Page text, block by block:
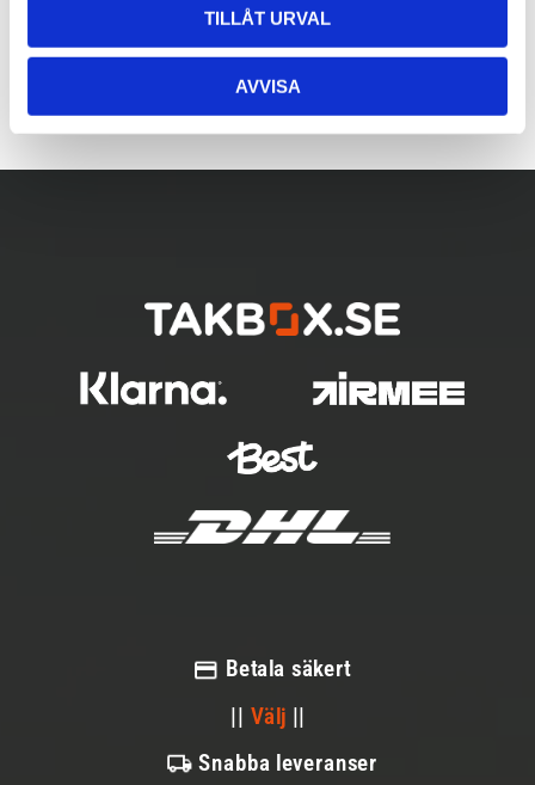
TILLÅT URVAL
AVVISA
Betala säkert
|| Välj ||
Snabba leveranser